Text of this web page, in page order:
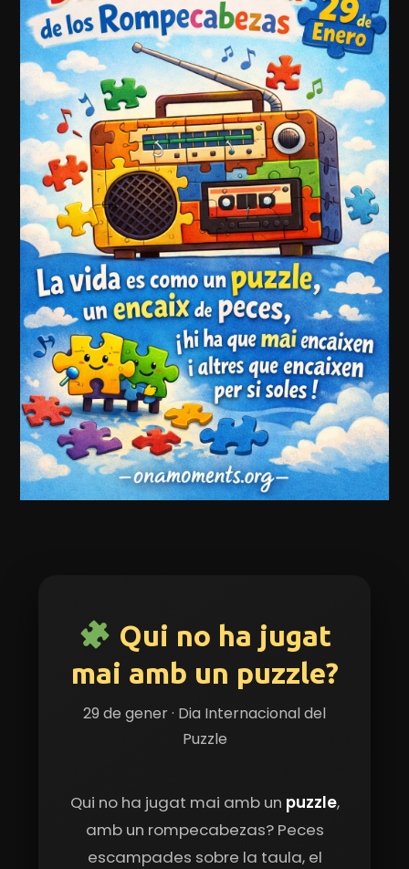
Qui no ha jugat
mai amb un puzzle?
29 de gener · Dia Internacional del
Puzzle
Qui no ha jugat mai amb un puzzle,
amb un rompecabezas? Peces
escampades sobre la taula, el